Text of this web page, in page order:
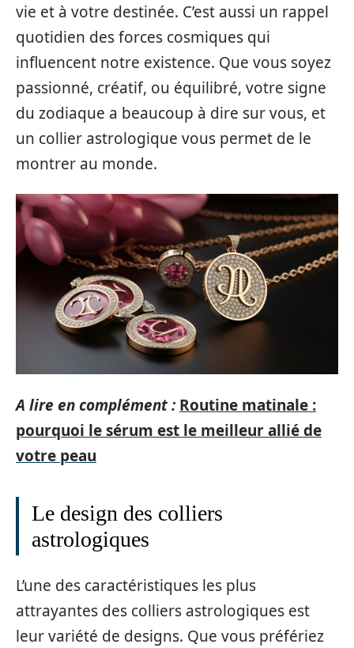
vie et à votre destinée. C’est aussi un rappel
quotidien des forces cosmiques qui
influencent notre existence. Que vous soyez
passionné, créatif, ou équilibré, votre signe
du zodiaque a beaucoup à dire sur vous, et
un collier astrologique vous permet de le
montrer au monde.
A lire en complément : Routine matinale :
pourquoi le sérum est le meilleur allié de
votre peau
Le design des colliers
astrologiques
L’une des caractéristiques les plus
attrayantes des colliers astrologiques est
leur variété de designs. Que vous préfériez